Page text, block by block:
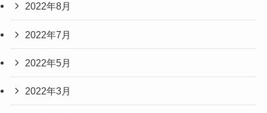
2022年8月
2022年7月
2022年5月
2022年3月